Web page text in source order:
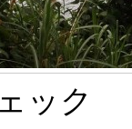
ック